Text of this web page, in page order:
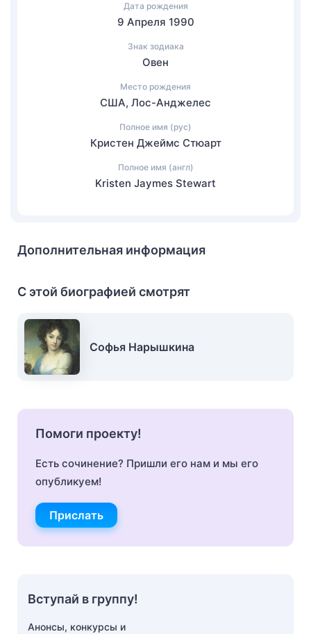
Дата рождения
9 Апреля 1990
Знак зодиака
Овен
Место рождения
США, Лос-Анджелес
Полное имя (рус)
Кристен Джеймс Стюарт
Полное имя (англ)
Kristen Jaymes Stewart
Дополнительная информация
С этой биографией смотрят
Софья Нарышкина
Помоги проекту!
Есть сочинение? Пришли его нам и мы его
опубликуем!
Прислать
Вступай в группу!
Анонсы, конкурсы и